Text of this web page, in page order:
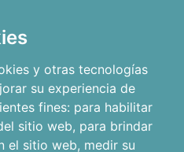
y otras tecnologías
su experiencia de
fines: para habilitar
sitio web, para brindar
el sitio web, medir su